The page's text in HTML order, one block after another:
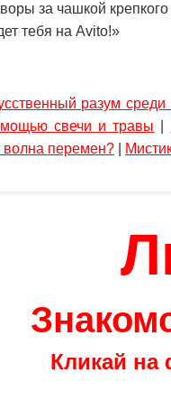
за чашкой
тебя на Avito!»
разум среди
свечи и травы
волна перемен?
Кликай на